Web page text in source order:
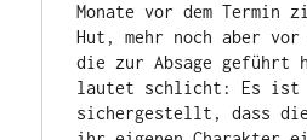
Monate vor dem Termin
Hut, mehr noch aber
die zur Absage geführt
lautet schlicht: Es ist
sichergestellt, dass die